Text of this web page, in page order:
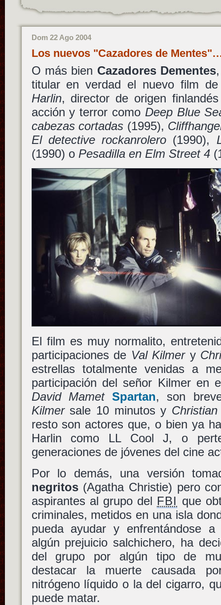
Dom 22 Ago 2004
Los nuevos "Cazadores de
O más bien Cazadores Dementes
titular en verdad el nuevo film
Harlin, director de origen
acción y terror como Deep Blue
cabezas cortadas (1995),
El detective rockanrolero (1990),
(1990) o Pesadilla en Elm Street 4
El film es muy normalito,
participaciones de Val Kilmery
estrellas totalmente venidas a
participación del señor Kilmer en
David Mamet Spartan, son
Kilmersale 10 minutos y
resto son actores que, o bien ya
Harlin como LL Cool J, o
generaciones de jóvenes del cine
Por lo demás, una versión
negritos(Agatha Christie) pero
aspirantes al grupo del FBI que
criminales, metidos en una isla
pueda ayudar y enfrentándose
algún prejuicio salchichero, ha
del grupo por algún tipo de
destacar la muerte causada
nitrógeno líquido o la del cigarro,
puede matar.